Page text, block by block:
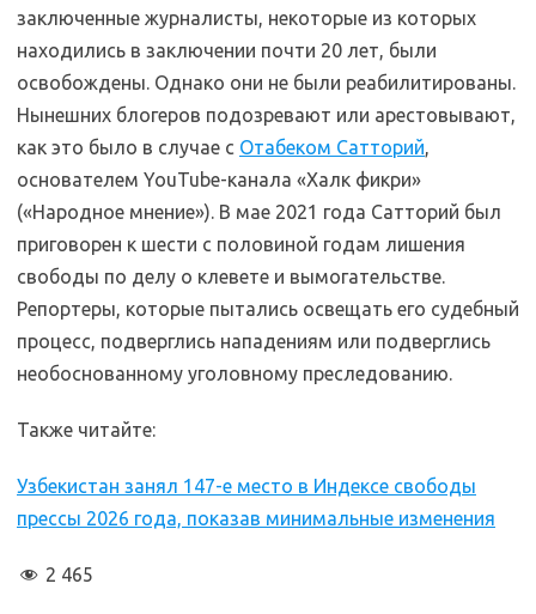
заключенные журналисты, некоторые из которых
находились в заключении почти 20 лет, были
освобождены. Однако они не были реабилитированы.
Нынешних блогеров подозревают или арестовывают,
как это было в случае с Отабеком Сатторий,
основателем YouTube-канала «Халк фикри»
(«Народное мнение»). В мае 2021 года Сатторий был
приговорен к шести с половиной годам лишения
свободы по делу о клевете и вымогательстве.
Репортеры, которые пытались освещать его судебный
процесс, подверглись нападениям или подверглись
необоснованному уголовному преследованию.
Также читайте:
Узбекистан занял 147-е место в Индексе свободы
прессы 2026 года, показав минимальные изменения
2 465